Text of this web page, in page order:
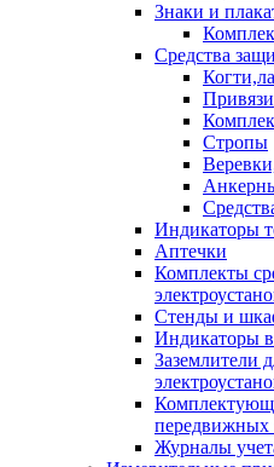
Знаки и
Средства
Привязи
Стропы
Индикаторы
Аптечки
Комплекты
Стенды и
Индикаторы
Заземлители
передвижных
Журналы